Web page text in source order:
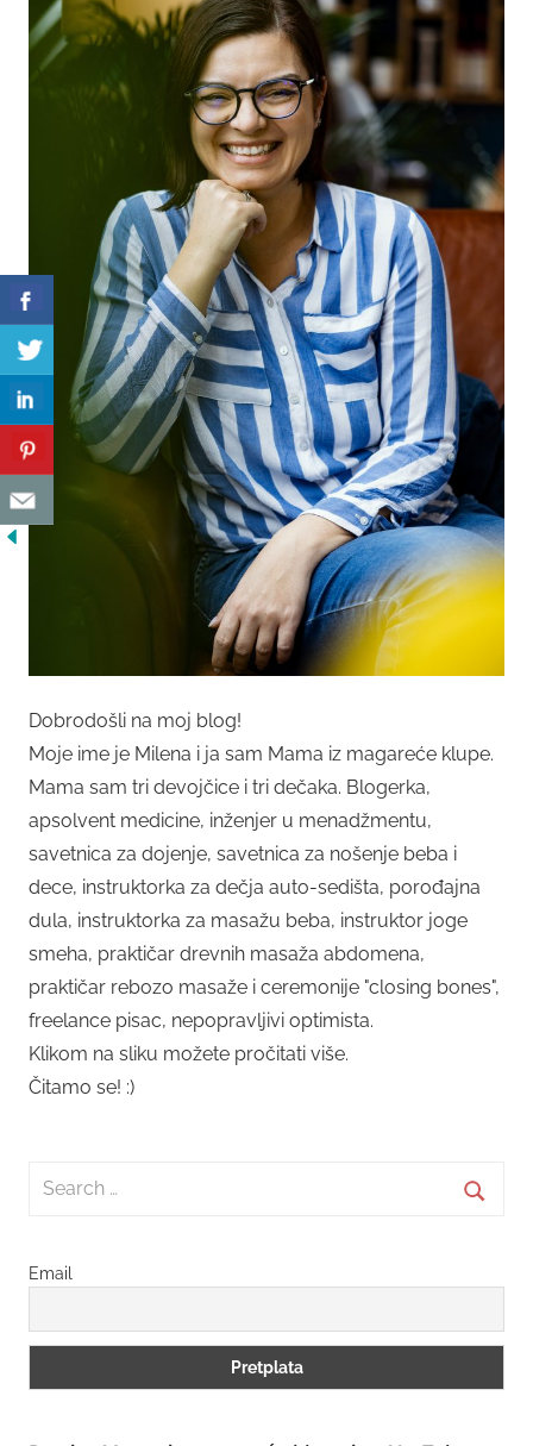
Dobrodošli na moj blog!
Moje ime je Milena i ja sam Mama iz magareće klupe.
Mama sam tri devojčice i tri dečaka. Blogerka,
apsolvent medicine, inženjer u menadžmentu,
savetnica za dojenje, savetnica za nošenje beba i
dece, instruktorka za dečja auto-sedišta, porođajna
dula, instruktorka za masažu beba, instruktor joge
smeha, praktičar drevnih masaža abdomena,
praktičar rebozo masaže i ceremonije "closing bones",
freelance pisac, nepopravljivi optimista.
Klikom na sliku možete pročitati više.
Čitamo se! :)
Search
Email